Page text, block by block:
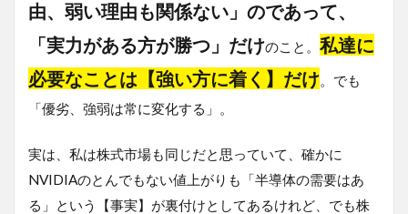
由、弱い理由も関係ない」のであって、
「実力がある方が勝つ」だけのこと。 私達に
必要なことは【強い方に着く】だけ 。でも
「優劣、強弱は常に変化する」。
実は、私は株式市場も同じだと思っていて、確かに
NVIDIAのとんでもない値上がりも「半導体の需要はあ
る」という【事実】が裏付けとしてあるけれど、でも株